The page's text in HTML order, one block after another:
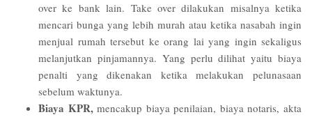
over ke bank lain. Take over dilakukan misalnya ketika
mencari bunga yang lebih murah atau ketika nasabah ingin
menjual rumah tersebut ke orang lai yang ingin sekaligus
melanjutkan pinjamannya. Yang perlu dilihat yaitu biaya
penalti yang dikenakan ketika melakukan pelunasaan
sebelum waktunya.
Biaya KPR,mencakup biaya penilaian, biaya notaris, akta